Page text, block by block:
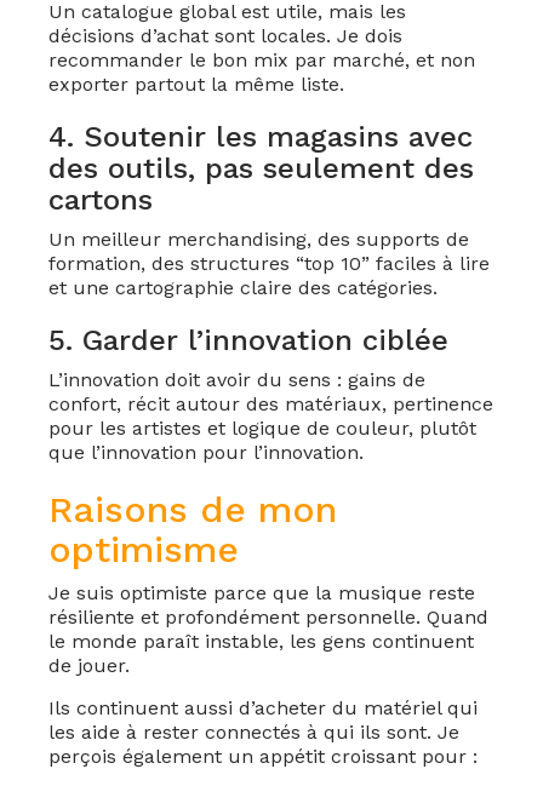
Un catalogue global est utile, mais les
décisions d’achat sont locales. Je dois
recommander le bon mix par marché, et non
exporter partout la même liste.
4. Soutenir les magasins avec
des outils, pas seulement des
cartons
Un meilleur merchandising, des supports de
formation, des structures “top 10” faciles à lire
et une cartographie claire des catégories.
5. Garder l’innovation ciblée
L’innovation doit avoir du sens : gains de
confort, récit autour des matériaux, pertinence
pour les artistes et logique de couleur, plutôt
que l’innovation pour l’innovation.
Raisons de mon
optimisme
Je suis optimiste parce que la musique reste
résiliente et profondément personnelle. Quand
le monde paraît instable, les gens continuent
de jouer.
Ils continuent aussi d’acheter du matériel qui
les aide à rester connectés à qui ils sont. Je
perçois également un appétit croissant pour :